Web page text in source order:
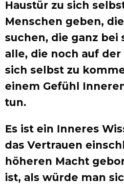
Haustür zu sich
Menschen geben,
suchen, die ganz bei
alle, die noch auf der
sich selbst zu
einem Gefühl
tun.
Es ist ein Inneres
das Vertrauen
höheren Macht
ist, als würde man